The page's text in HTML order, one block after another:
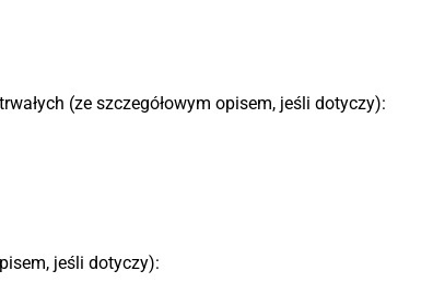
(ze szczegółowym opisem, jeśli dotyczy):
jeśli dotyczy):